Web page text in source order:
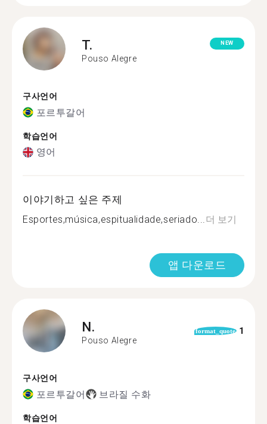
T.
Pouso Alegre
NEW
구사언어
포르투갈어
학습언어
영어
이야기하고 싶은 주제
Esportes,música,espitualidade,seriado...더 보기
앱 다운로드
N.
Pouso Alegre
format_quote 1
구사언어
포르투갈어 브라질 수화
학습언어